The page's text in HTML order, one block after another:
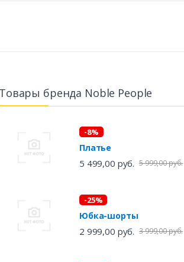
Товары бренда Noble People
-8%
Платье
5 499,00 руб. 5 999,00 руб.
-25%
Юбка-шорты
2 999,00 руб. 3 999,00 руб.